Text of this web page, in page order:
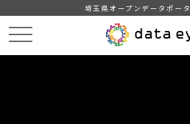
埼玉県オープンデータポー